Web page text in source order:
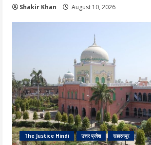
Shakir Khan August 10, 2026
The Justice Hindi उत्तर प्रदेश सहारनपुर